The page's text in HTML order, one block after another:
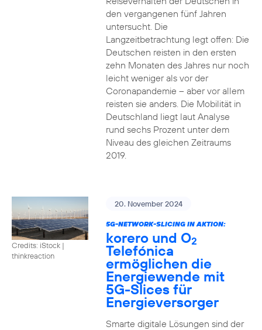
den vergangenen fünf Jahren
untersucht. Die
Langzeitbetrachtung legt offen: Die
Deutschen reisten in den ersten
zehn Monaten des Jahres nur noch
leicht weniger als vor der
Coronapandemie – aber vor allem
reisten sie anders. Die Mobilität in
Deutschland liegt laut Analyse
rund sechs Prozent unter dem
Niveau des gleichen Zeitraums
2019.
Credits: iStock |
thinkreaction
20. November 2024
5G-NETWORK-SLICING IN AKTION:
korero und O2
Telefónica
ermöglichen die
Energiewende mit
5G-Slices für
Energieversorger
Smarte digitale Lösungen sind der